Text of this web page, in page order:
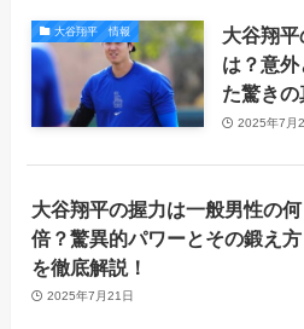
大谷翔平 情報
大谷翔平
は？意
た驚きの
2025年7月
大谷翔平の握力は一般男性の何
倍？驚異的パワーとその鍛え方
を徹底解説！
2025年7月21日